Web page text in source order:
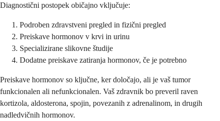
Diagnostični postopek običajno vključuje:
Podroben zdravstveni pregled in fizični pregled
Preiskave hormonov v krvi in urinu
Specializirane slikovne študije
Dodatne preiskave zatiranja hormonov, če je potrebno
Preiskave hormonov so ključne, ker določajo, ali je vaš tumor
funkcionalen ali nefunkcionalen. Vaš zdravnik bo preveril raven
kortizola, aldosterona, spojin, povezanih z adrenalinom, in drugih
nadledvičnih hormonov.